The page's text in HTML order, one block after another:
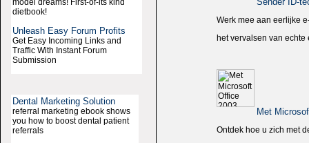
dietbook!
Unleash Easy Forum Profits
Get Easy Incoming Links and
Traffic With Instant Forum
Submission
Dental Marketing Solution
referral marketing ebook shows
you how to boost dental patient
referrals
Werk mee aan eerlijke
het vervalsen van
Met
Ontdek hoe u zich met